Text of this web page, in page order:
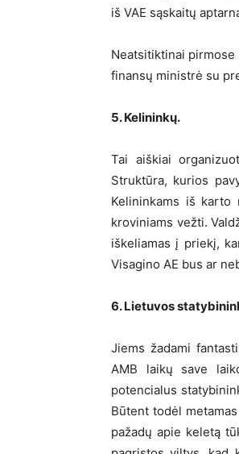
iš VAE sąskaitų
Neatsitiktinai
finansų ministrė su
5. Kelininkų.
Tai aiškiai
Struktūra, kurios
Kelininkams iš karto
kroviniams vežti.
iškeliamas į priekį,
Visagino AE bus ar
6. Lietuvos
Jiems žadami
AMB laikų save
potencialus
Būtent todėl
pažadų apie keletą